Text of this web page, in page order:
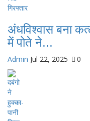
अंधविश्वास बना
में पोते ने...
Admin Jul 22, 2025 0